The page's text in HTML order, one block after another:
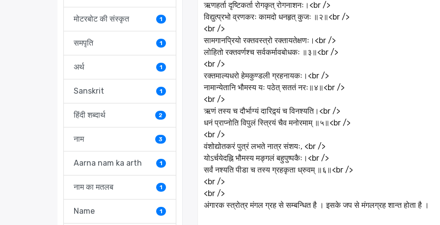
मोटरबोट की संस्कृत 1
समपृति 1
अर्थ 1
Sanskrit 1
हिंदी शब्दार्थ 2
नाम 3
Aarna nam ka arth 1
नाम का मतलब 1
Name 1
ऋणहर्ता दृष्टिकर्ता रोगकृत् रोगनाशनः।<br />
विद्युत्प्रभो व्रणकरः कामदो धनहृत् कुजः ॥२॥<br />
<br />
सामगानप्रियो रक्तवस्त्रो रक्तायतेक्षणः।<br />
लोहितो रक्तवर्णश्च सर्वकर्मावबोधकः ॥३॥<br />
<br />
रक्तमाल्यधरो हेमकुण्डली ग्रहनायकः।<br />
नामान्येतानि भौमस्य यः पठेत् सततं नरः॥४॥<br />
<br />
ऋणं तस्य च दौर्भाग्यं दारिद्र्यं च विनश्यति।<br />
धनं प्राप्नोति विपुलं स्त्रियं चैव मनोरमाम् ॥५॥<br />
<br />
वंशोद्योतकरं पुत्रं लभते नात्र संशयः, <br />
योऽर्चयेदह्नि भौमस्य मङ्गलं बहुपुष्पकैः।<br />
सर्वं नश्यति पीडा च तस्य ग्रहकृता ध्रुवम् ॥६॥<br />
<br />
<br />
अंगारक स्त्रोत्र मंगल ग्रह से सम्बन्धित है । इसके जप से मंगलग्रह शान्त होता है ।